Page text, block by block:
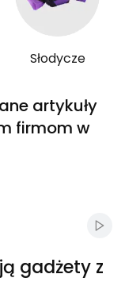
Słodycze
artykuły
firmom w
gadżety z